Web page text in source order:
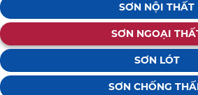
SƠN NỘI THẤT
SƠN NGOẠI
SƠN LÓT
SƠN CHỐNG